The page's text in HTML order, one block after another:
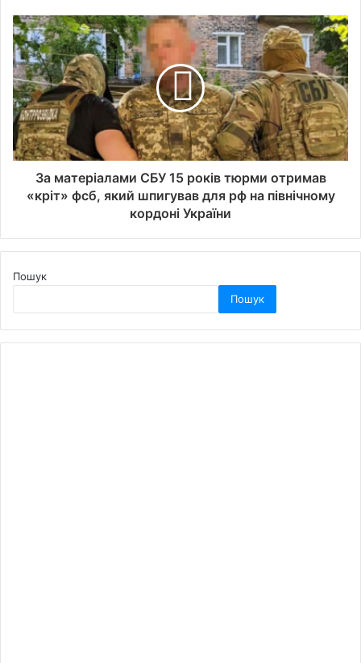
За матеріалами СБУ 15 років тюрми отримав
«кріт» фсб, який шпигував для рф на північному
кордоні України
Пошук
Пошук